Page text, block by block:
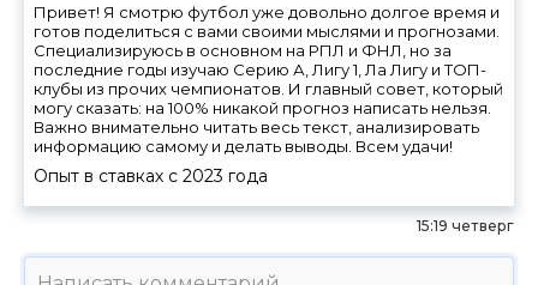
Привет! Я смотрю футбол уже довольно долгое время и
готов поделиться с вами своими мыслями и прогнозами.
Специализируюсь в основном на РПЛ и ФНЛ, но за
последние годы изучаю Серию А, Лигу 1, Ла Лигу и ТОП-
клубы из прочих чемпионатов. И главный совет, который
могу сказать: на 100% никакой прогноз написать нельзя.
Важно внимательно читать весь текст, анализировать
информацию самому и делать выводы. Всем удачи!
Опыт в ставках с 2023 года
15:19 четверг